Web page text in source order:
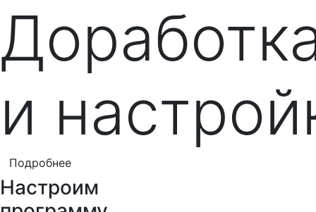
и
Подробнее
Настроим